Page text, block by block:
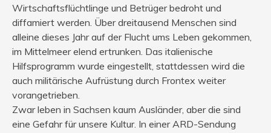
Wirtschaftsflüchtlinge und Betrüger bedroht und
diffamiert werden. Über dreitausend Menschen sind
alleine dieses Jahr auf der Flucht ums Leben gekommen,
im Mittelmeer elend ertrunken. Das italienische
Hilfsprogramm wurde eingestellt, stattdessen wird die
auch militärische Aufrüstung durch Frontex weiter
vorangetrieben.
Zwar leben in Sachsen kaum Ausländer, aber die sind
eine Gefahr für unsere Kultur. In einer ARD-Sendung